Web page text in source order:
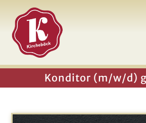
Inhalt
springen
Konditor (m/w/d)